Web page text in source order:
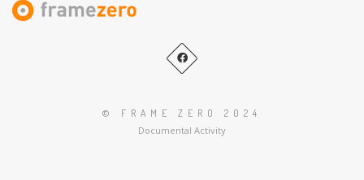
© FRAME ZERO 2024
Documental Activity